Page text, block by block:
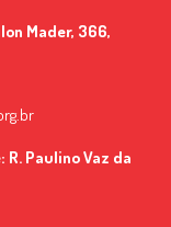
Mader, 366,
R. Paulino Vaz da